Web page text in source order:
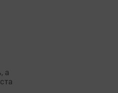
а